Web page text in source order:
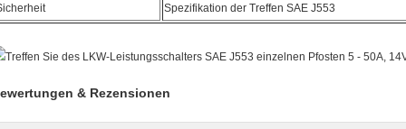
Spezifikation der Treffen SAE J553
& Rezensionen